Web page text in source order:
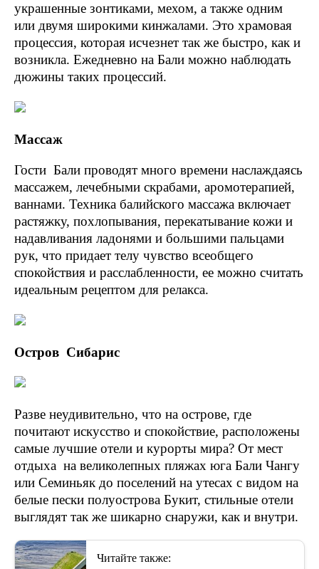
украшенные зонтиками, мехом, а также одним
или двумя широкими кинжалами. Это храмовая
процессия, которая исчезнет так же быстро, как и
возникла. Ежедневно на Бали можно наблюдать
дюжины таких процессий.
Массаж
Гости Бали проводят много времени наслаждаясь
массажем, лечебными скрабами, аромотерапией,
ваннами. Техника балийского массажа включает
растяжку, похлопывания, перекатывание кожи и
надавливания ладонями и большими пальцами
рук, что придает телу чувство всеобщего
спокойствия и расслабленности, ее можно считать
идеальным рецептом для релакса.
Остров Сибарис
Разве неудивительно, что на острове, где
почитают искусство и спокойствие, расположены
самые лучшие отели и курорты мира? От мест
отдыха на великолепных пляжах юга Бали Чангу
или Семиньяк до поселений на утесах с видом на
белые пески полуострова Букит, стильные отели
выглядят так же шикарно снаружи, как и внутри.
Читайте также: